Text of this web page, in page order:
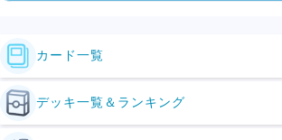
カード一覧
デッキ一覧＆ランキング